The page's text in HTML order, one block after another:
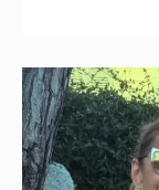
"Секс
Тиньков
лете
2